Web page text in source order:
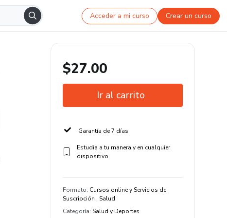
Acceder a mi curso Crear un curso
$27.00
Ir al carrito
Garantía de 7 días
Estudia a tu manera y en cualquier
dispositivo
Formato: Cursos online y Servicios de
Suscripción . Salud
Categoría: Salud y Deportes